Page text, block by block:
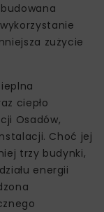
zużycie
ciepło
Osadów,
Choć jej
trzy budynki,
energii